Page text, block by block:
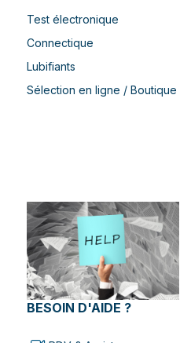
Test électronique
Connectique
Lubifiants
Sélection en ligne / Boutique
BESOIN D'AIDE ?